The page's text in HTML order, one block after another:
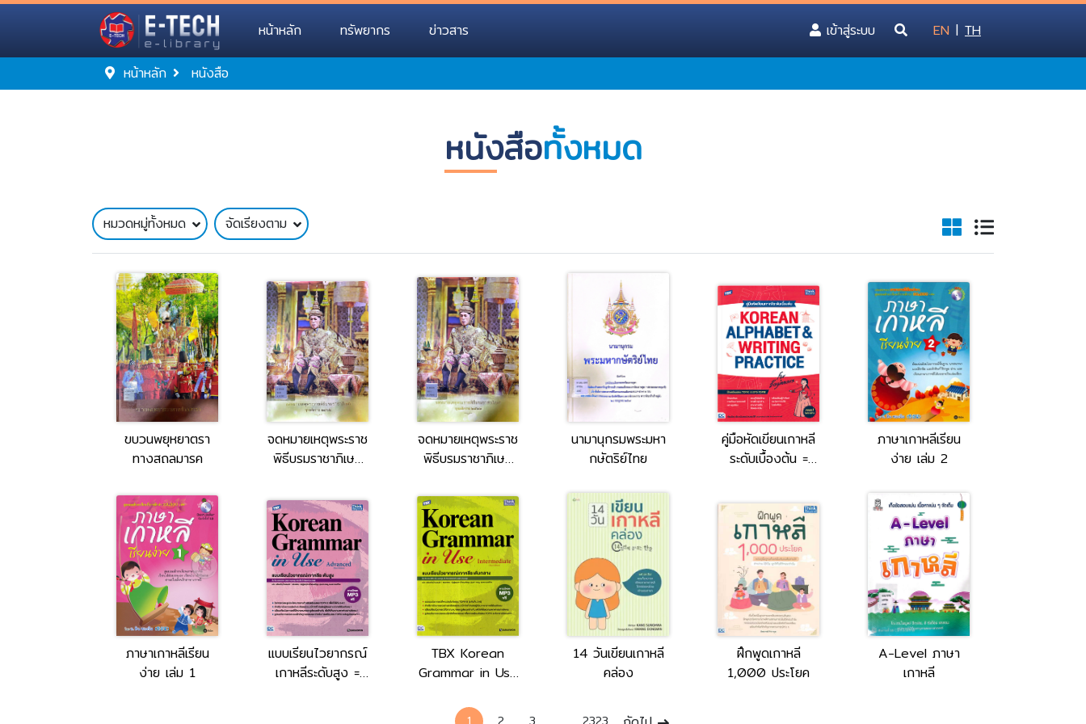
หน้าหลัก ทรัพยากร ข่าวสาร เข้าสู่ระบบ(current) EN | TH
หน้าหลัก หนังสือ
หนังสือทั้งหมด
หมวดหมู่ทั้งหมด จัดเรียงตาม
ขบวนพยุหยาตรา
ทางสถลมารค
จดหมายเหตุพระราช
พิธีบรมราชาภิเษก
เล่ม 2
จดหมายเหตุพระราช
พิธีบรมราชาภิเษก
เล่ม 1
นามานุกรมพระมหา
กษัตริย์ไทย
คู่มือหัดเขียนเกาหลี
ระดับเบื้องต้น =
Alphabet &
Writing Practice
for Beginners
ภาษาเกาหลีเรียน
ง่าย เล่ม 2
ภาษาเกาหลีเรียน
ง่าย เล่ม 1
แบบเรียนไวยากรณ์
เกาหลีระดับสูง =
TBX Korean
Grammar in Use
[thai edition] =
14 วันเขียนเกาหลี
คล่อง
ฝึกพูดเกาหลี
1,000 ประโยค
A-Level ภาษา
เกาหลี